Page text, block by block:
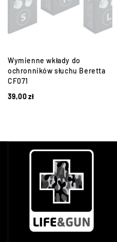
Wymienne wkłady do
ochronników słuchu Beretta
CF071
39,00zł